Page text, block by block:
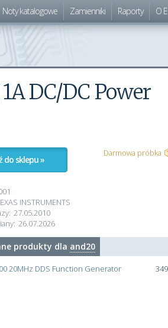
Noty katalogowe Zamienniki Raporty O
DC/DC Power
do sklepu »
Darmowa próbka
INSTRUMENTS
27.05.2010
26.07.2026
produkty dla and20
20MHz DDS Function Generator